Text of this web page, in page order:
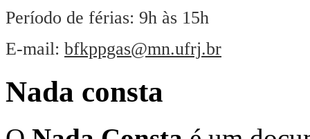
Período de férias: 9h às 15h
E-mail: bfkppgas@mn.ufrj.br
Nada consta